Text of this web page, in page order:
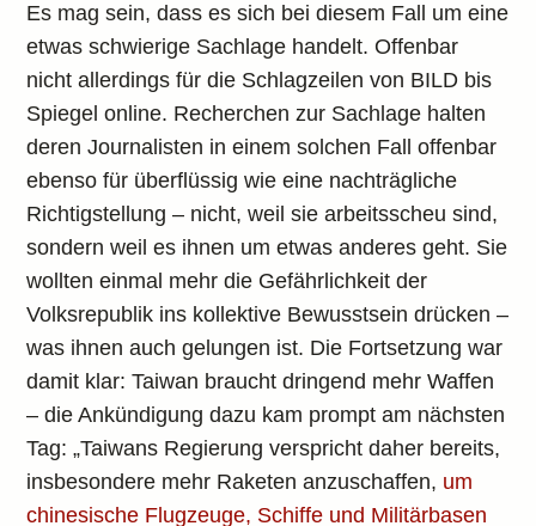
Es mag sein, dass es sich bei diesem Fall um eine
etwas schwierige Sachlage handelt. Offenbar
nicht allerdings für die Schlagzeilen von BILD bis
Spiegel online. Recherchen zur Sachlage halten
deren Journalisten in einem solchen Fall offenbar
ebenso für überflüssig wie eine nachträgliche
Richtigstellung – nicht, weil sie arbeitsscheu sind,
sondern weil es ihnen um etwas anderes geht. Sie
wollten einmal mehr die Gefährlichkeit der
Volksrepublik ins kollektive Bewusstsein drücken –
was ihnen auch gelungen ist. Die Fortsetzung war
damit klar: Taiwan braucht dringend mehr Waffen
– die Ankündigung dazu kam prompt am nächsten
Tag: „Taiwans Regierung verspricht daher bereits,
insbesondere mehr Raketen anzuschaffen, um
chinesische Flugzeuge, Schiffe und Militärbasen